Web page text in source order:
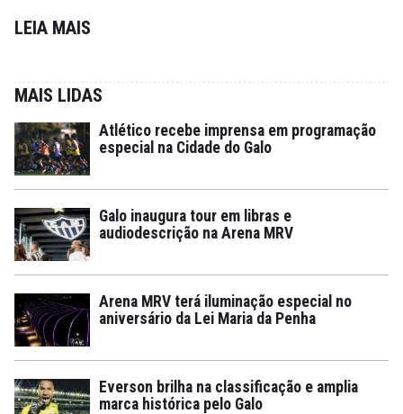
LEIA MAIS
MAIS LIDAS
Atlético recebe imprensa em programação
especial na Cidade do Galo
Galo inaugura tour em libras e
audiodescrição na Arena MRV
Arena MRV terá iluminação especial no
aniversário da Lei Maria da Penha
Everson brilha na classificação e amplia
marca histórica pelo Galo